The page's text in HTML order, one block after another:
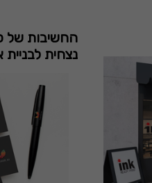
החשיבות של
נצחית